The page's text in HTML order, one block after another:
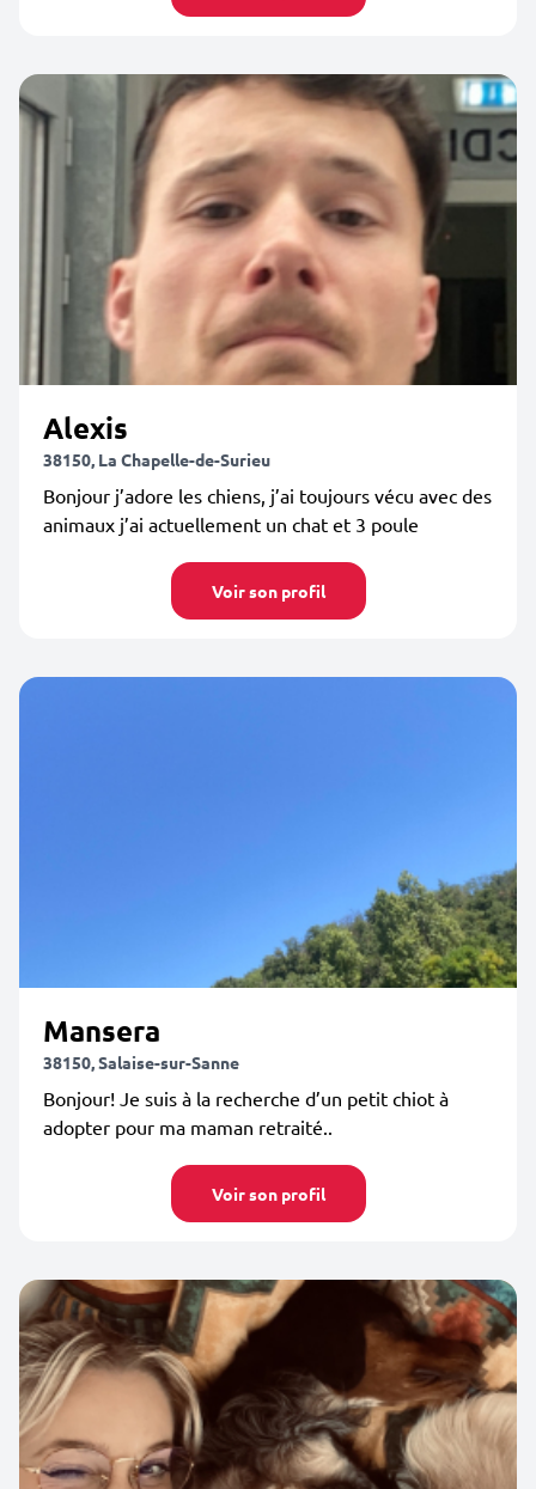
Alexis
38150, La Chapelle-de-Surieu
Bonjour j’adore les chiens, j’ai toujours vécu avec des
animaux j’ai actuellement un chat et 3 poule
Voir son profil
Mansera
38150, Salaise-sur-Sanne
Bonjour! Je suis à la recherche d’un petit chiot à
adopter pour ma maman retraité..
Voir son profil